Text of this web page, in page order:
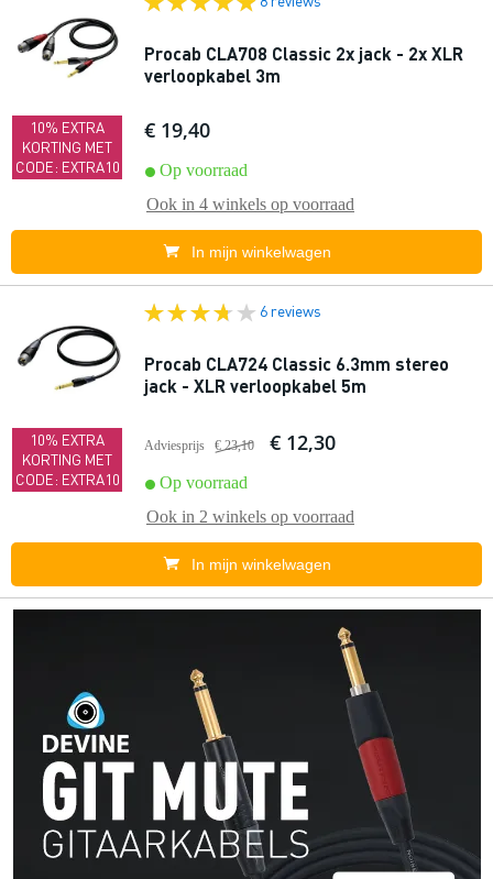
10% EXTRA
KORTING MET
CODE: EXTRA10
Procab CLA708 Classic 2x jack - 2x XLR
verloopkabel 3m
€ 19,40
Op voorraad
Ook in 4 winkels op voorraad
In mijn winkelwagen
10% EXTRA
KORTING MET
CODE: EXTRA10
6 reviews
Procab CLA724 Classic 6.3mm stereo
jack - XLR verloopkabel 5m
Adviesprijs € 23,10 € 12,30
Op voorraad
Ook in 2 winkels op voorraad
In mijn winkelwagen